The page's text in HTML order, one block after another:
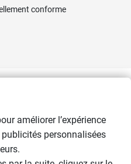
conforme
améliorer l’expérience
personnalisées